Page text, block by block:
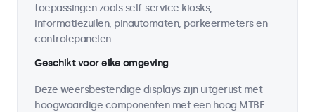
toepassingen zoals self-service kiosks,
informatiezuilen, pinautomaten, parkeermeters en
controlepanelen.
Geschikt voor elke omgeving
Deze weersbestendige displays zijn uitgerust met
hoogwaardige componenten met een hoog MTBF.